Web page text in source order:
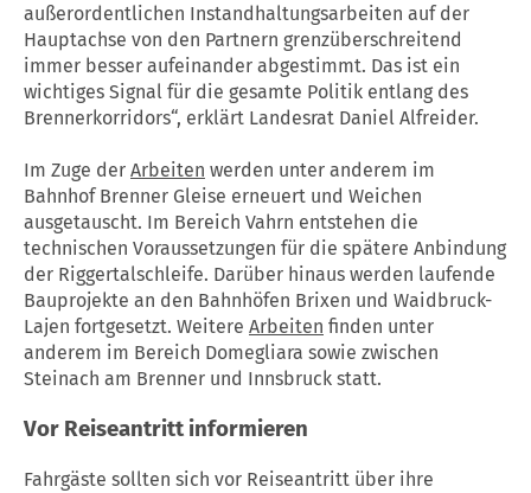
außerordentlichen Instandhaltungsarbeiten auf der
Hauptachse von den Partnern grenzüberschreitend
immer besser aufeinander abgestimmt. Das ist ein
wichtiges Signal für die gesamte Politik entlang des
Brennerkorridors“, erklärt Landesrat Daniel Alfreider.
Im Zuge der Arbeiten werden unter anderem im
Bahnhof Brenner Gleise erneuert und Weichen
ausgetauscht. Im Bereich Vahrn entstehen die
technischen Voraussetzungen für die spätere Anbindung
der Riggertalschleife. Darüber hinaus werden laufende
Bauprojekte an den Bahnhöfen Brixen und Waidbruck-
Lajen fortgesetzt. Weitere Arbeiten finden unter
anderem im Bereich Domegliara sowie zwischen
Steinach am Brenner und Innsbruck statt.
Vor Reiseantritt informieren
Fahrgäste sollten sich vor Reiseantritt über ihre